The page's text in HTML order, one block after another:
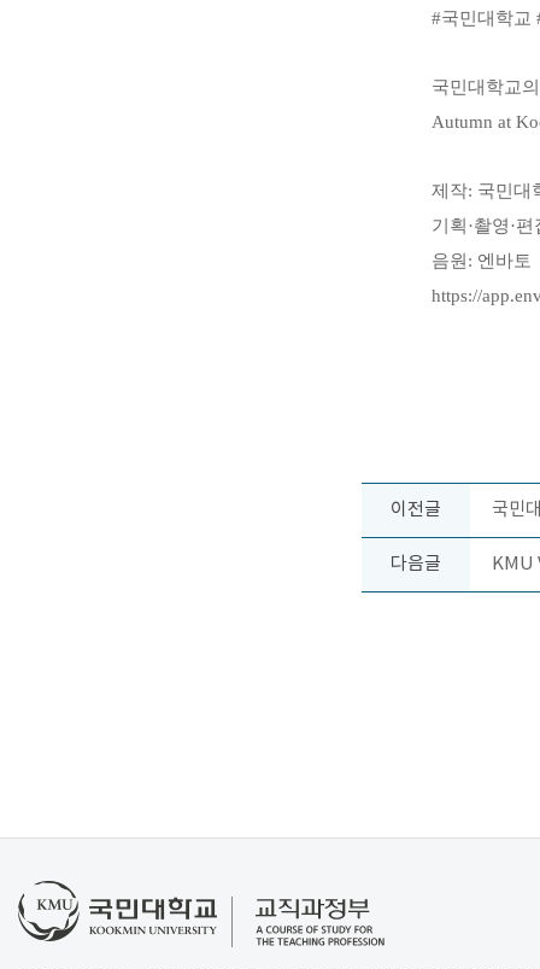
#국민대학교
국민대학교
Autumn at
제작: 국민대
기획·촬영·편
음원 : 엔바토
https://
이전글 국민
다음글 KMU